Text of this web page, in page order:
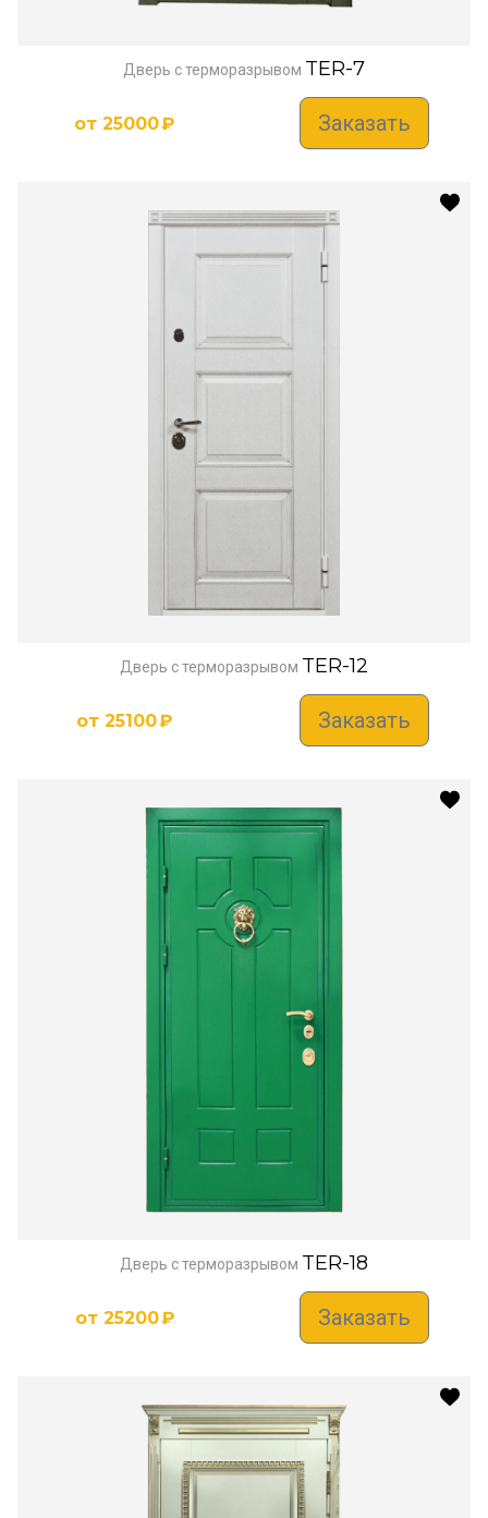
Дверь с терморазрывом TER-7
от 25000₽ Заказать
Дверь с терморазрывом TER-12
от 25100₽ Заказать
Дверь с терморазрывом TER-18
от 25200₽ Заказать